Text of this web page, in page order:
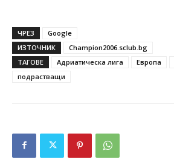
ЧРЕЗ
Google
ИЗТОЧНИК
Champion2006.sclub.bg
ТАГОВЕ
Адриатическа лига Европа
подрастващи